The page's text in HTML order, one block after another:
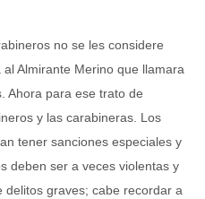
no se les considere
Almirante Merino que llamara
Ahora para ese trato de
y las carabineras. Los
tener sanciones especiales y
deben ser a veces violentas y
delitos graves; cabe recordar a